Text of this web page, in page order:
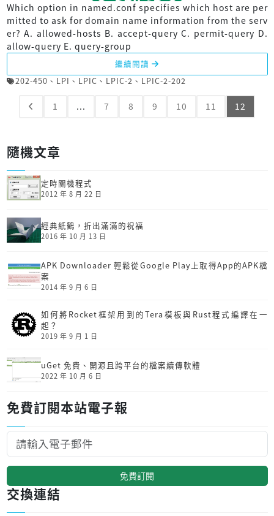
Which option in named.conf specifies which host are per
mitted to ask for domain name information from the serv
er? A. allowed-hosts B. accept-query C. permit-query D.
allow-query E. query-group
繼續閱讀
202-450 、 LPI 、 LPIC 、 LPIC-2 、 LPIC-2-202
1 ... 7 8 9 10 11 12
隨機文章
定時關機程式
2012 年 8 月 22 日
經典紙鶴，折出滿滿的祝福
2016 年 10 月 13 日
APK Downloader 輕鬆從Google Play上取得App的APK檔
案
2014 年 9 月 6 日
如何將Rocket框架用到的Tera模板與Rust程式編譯在一
起？
2019 年 9 月 1 日
uGet 免費、開源且跨平台的檔案續傳軟體
2022 年 10 月 6 日
免費訂閱本站電子報
免費訂閱
交換連結